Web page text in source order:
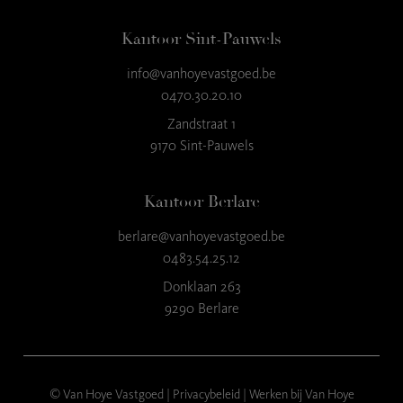
Kantoor Sint-Pauwels
info@vanhoyevastgoed.be
0470.30.20.10
Zandstraat 1
9170 Sint-Pauwels
Kantoor Berlare
berlare@vanhoyevastgoed.be
0483.54.25.12
Donklaan 263
9290 Berlare
© Van Hoye Vastgoed | Privacybeleid| Werken bij Van Hoye